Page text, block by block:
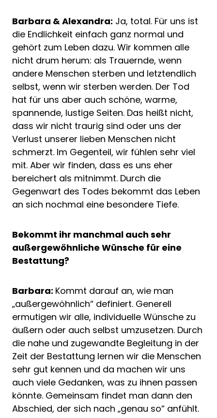
Barbara & Alexandra: Ja, total. Für uns ist
die Endlichkeit einfach ganz normal und
gehört zum Leben dazu. Wir kommen alle
nicht drum herum: als Trauernde, wenn
andere Menschen sterben und letztendlich
selbst, wenn wir sterben werden. Der Tod
hat für uns aber auch schöne, warme,
spannende, lustige Seiten. Das heißt nicht,
dass wir nicht traurig sind oder uns der
Verlust unserer lieben Menschen nicht
schmerzt. Im Gegenteil, wir fühlen sehr viel
mit. Aber wir finden, dass es uns eher
bereichert als mitnimmt. Durch die
Gegenwart des Todes bekommt das Leben
an sich nochmal eine besondere Tiefe.
Bekommt ihr manchmal auch sehr
außergewöhnliche Wünsche für eine
Bestattung?
Barbara: Kommt darauf an, wie man
„außergewöhnlich“ definiert. Generell
ermutigen wir alle, individuelle Wünsche zu
äußern oder auch selbst umzusetzen. Durch
die nahe und zugewandte Begleitung in der
Zeit der Bestattung lernen wir die Menschen
sehr gut kennen und da machen wir uns
auch viele Gedanken, was zu ihnen passen
könnte. Gemeinsam findet man dann den
Abschied, der sich nach „genau so“ anfühlt.